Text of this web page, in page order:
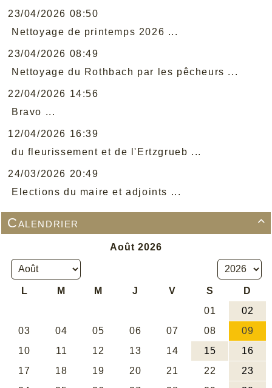
23/04/2026 08:50
Nettoyage de printemps 2026 ...
23/04/2026 08:49
Nettoyage du Rothbach par les pêcheurs ...
22/04/2026 14:56
Bravo ...
12/04/2026 16:39
du fleurissement et de l'Ertzgrueb ...
24/03/2026 20:49
Elections du maire et adjoints ...

Calendrier